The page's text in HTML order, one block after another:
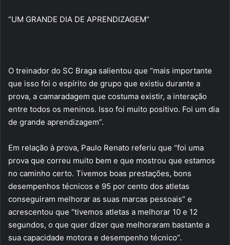
“UM GRANDE DIA DE APRENDIZAGEM”
O treinador do SC Braga salientou que “mais importante
que isso foi o espírito de grupo que existiu durante a
prova, a camaradagem que costuma existir, a interação
entre todos os meninos. Isso foi muito positivo. Foi um dia
de grande aprendizagem”.
Em relação à prova, Paulo Renato referiu que “foi uma
prova que correu muito bem e que mostrou que estamos
no caminho certo. Tivemos boas prestações, bons
desempenhos técnicos e 95 por cento dos atletas
conseguiram melhorar as suas marcas pessoais” e
acrescentou que “tivemos atletas a melhorar 10 e 12
segundos, o que quer dizer que melhoraram bastante a
sua capacidade motora e desempenho técnico”.